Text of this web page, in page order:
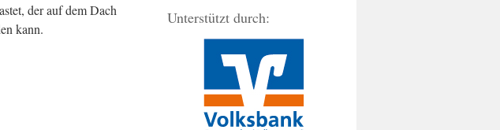
der auf dem Dach
kann.
Unterstützt durch: